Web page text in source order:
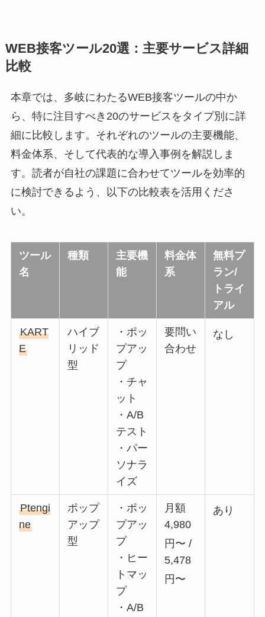
WEB接客ツール20選：主要サービス詳細
比較
本章では、多岐にわたるWEB接客ツールの中か
ら、特に注目すべき20のサービスをタイプ別に詳
細に比較します。それぞれのツールの主要機能、
料金体系、そして代表的な導入事例を解説しま
す。読者が自社の課題に合わせてツールを効率的
に検討できるよう、以下の比較表を活用くださ
い。
ツール
名
種類
主要機
能
料金体
系
無料プ
ラン/
トライ
アル
KART
E
ハイブ
リッド
型
・ポッ
プアッ
プ
・チャ
ット
・A/B
テスト
・パー
ソナラ
イズ
要問い
合わせ
なし
Ptengi
ne
ポップ
アップ
型
・ポッ
プアッ
プ
・ヒー
トマッ
プ
・A/B
月額
4,980
円〜/
5,478
円〜
あり